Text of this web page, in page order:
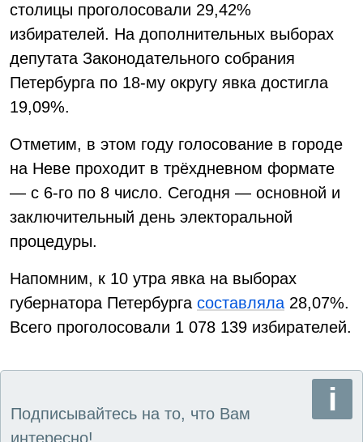
столицы проголосовали 29,42%
избирателей. На дополнительных выборах
депутата Законодательного собрания
Петербурга по 18-му округу явка достигла
19,09%.
Отметим, в этом году голосование в городе
на Неве проходит в трёхдневном формате
— с 6-го по 8 число. Сегодня — основной и
заключительный день электоральной
процедуры.
Напомним, к 10 утра явка на выборах
губернатора Петербурга составляла 28,07%.
Всего проголосовали 1 078 139 избирателей.
Подписывайтесь на то, что Вам
интересно!